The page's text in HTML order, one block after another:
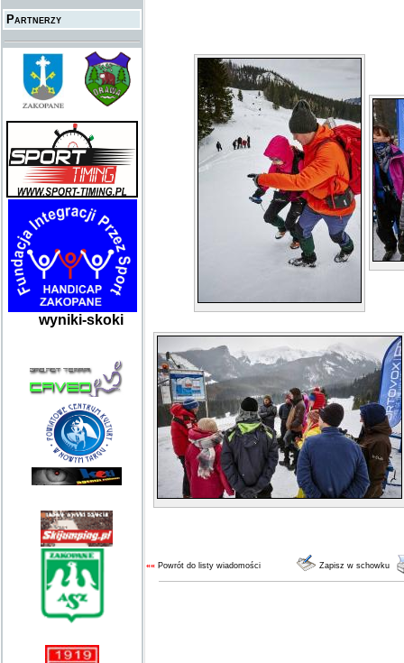
Partnerzy
wyniki-skoki
«« Powrót do listy wiadomości Zapisz w schowku